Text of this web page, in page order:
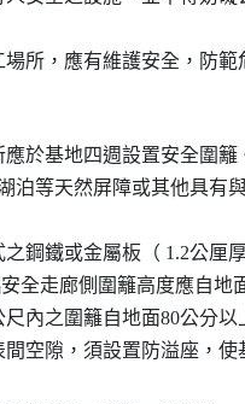
所，應有維護安全，防範
應於基地四週設置安全圍
湖泊等天然屏障或其他具
之鋼鐵或金屬板（ 1.2公厘
安全走廊側圍籬高度應自
圍籬自地面80公分以上
間空隙，須設置防溢座，